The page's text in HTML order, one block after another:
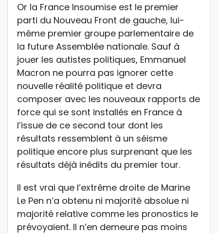
Or la France Insoumise est le premier
parti du Nouveau Front de gauche, lui-
même premier groupe parlementaire de
la future Assemblée nationale. Sauf à
jouer les autistes politiques, Emmanuel
Macron ne pourra pas ignorer cette
nouvelle réalité politique et devra
composer avec les nouveaux rapports de
force qui se sont installés en France à
l’issue de ce second tour dont les
résultats ressemblent à un séisme
politique encore plus surprenant que les
résultats déjà inédits du premier tour.
Il est vrai que l’extrême droite de Marine
Le Pen n’a obtenu ni majorité absolue ni
majorité relative comme les pronostics le
prévoyaient. Il n’en demeure pas moins